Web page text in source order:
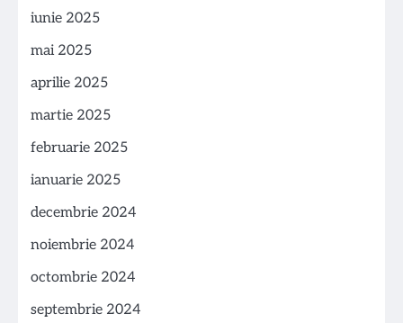
iunie 2025
mai 2025
aprilie 2025
martie 2025
februarie 2025
ianuarie 2025
decembrie 2024
noiembrie 2024
octombrie 2024
septembrie 2024